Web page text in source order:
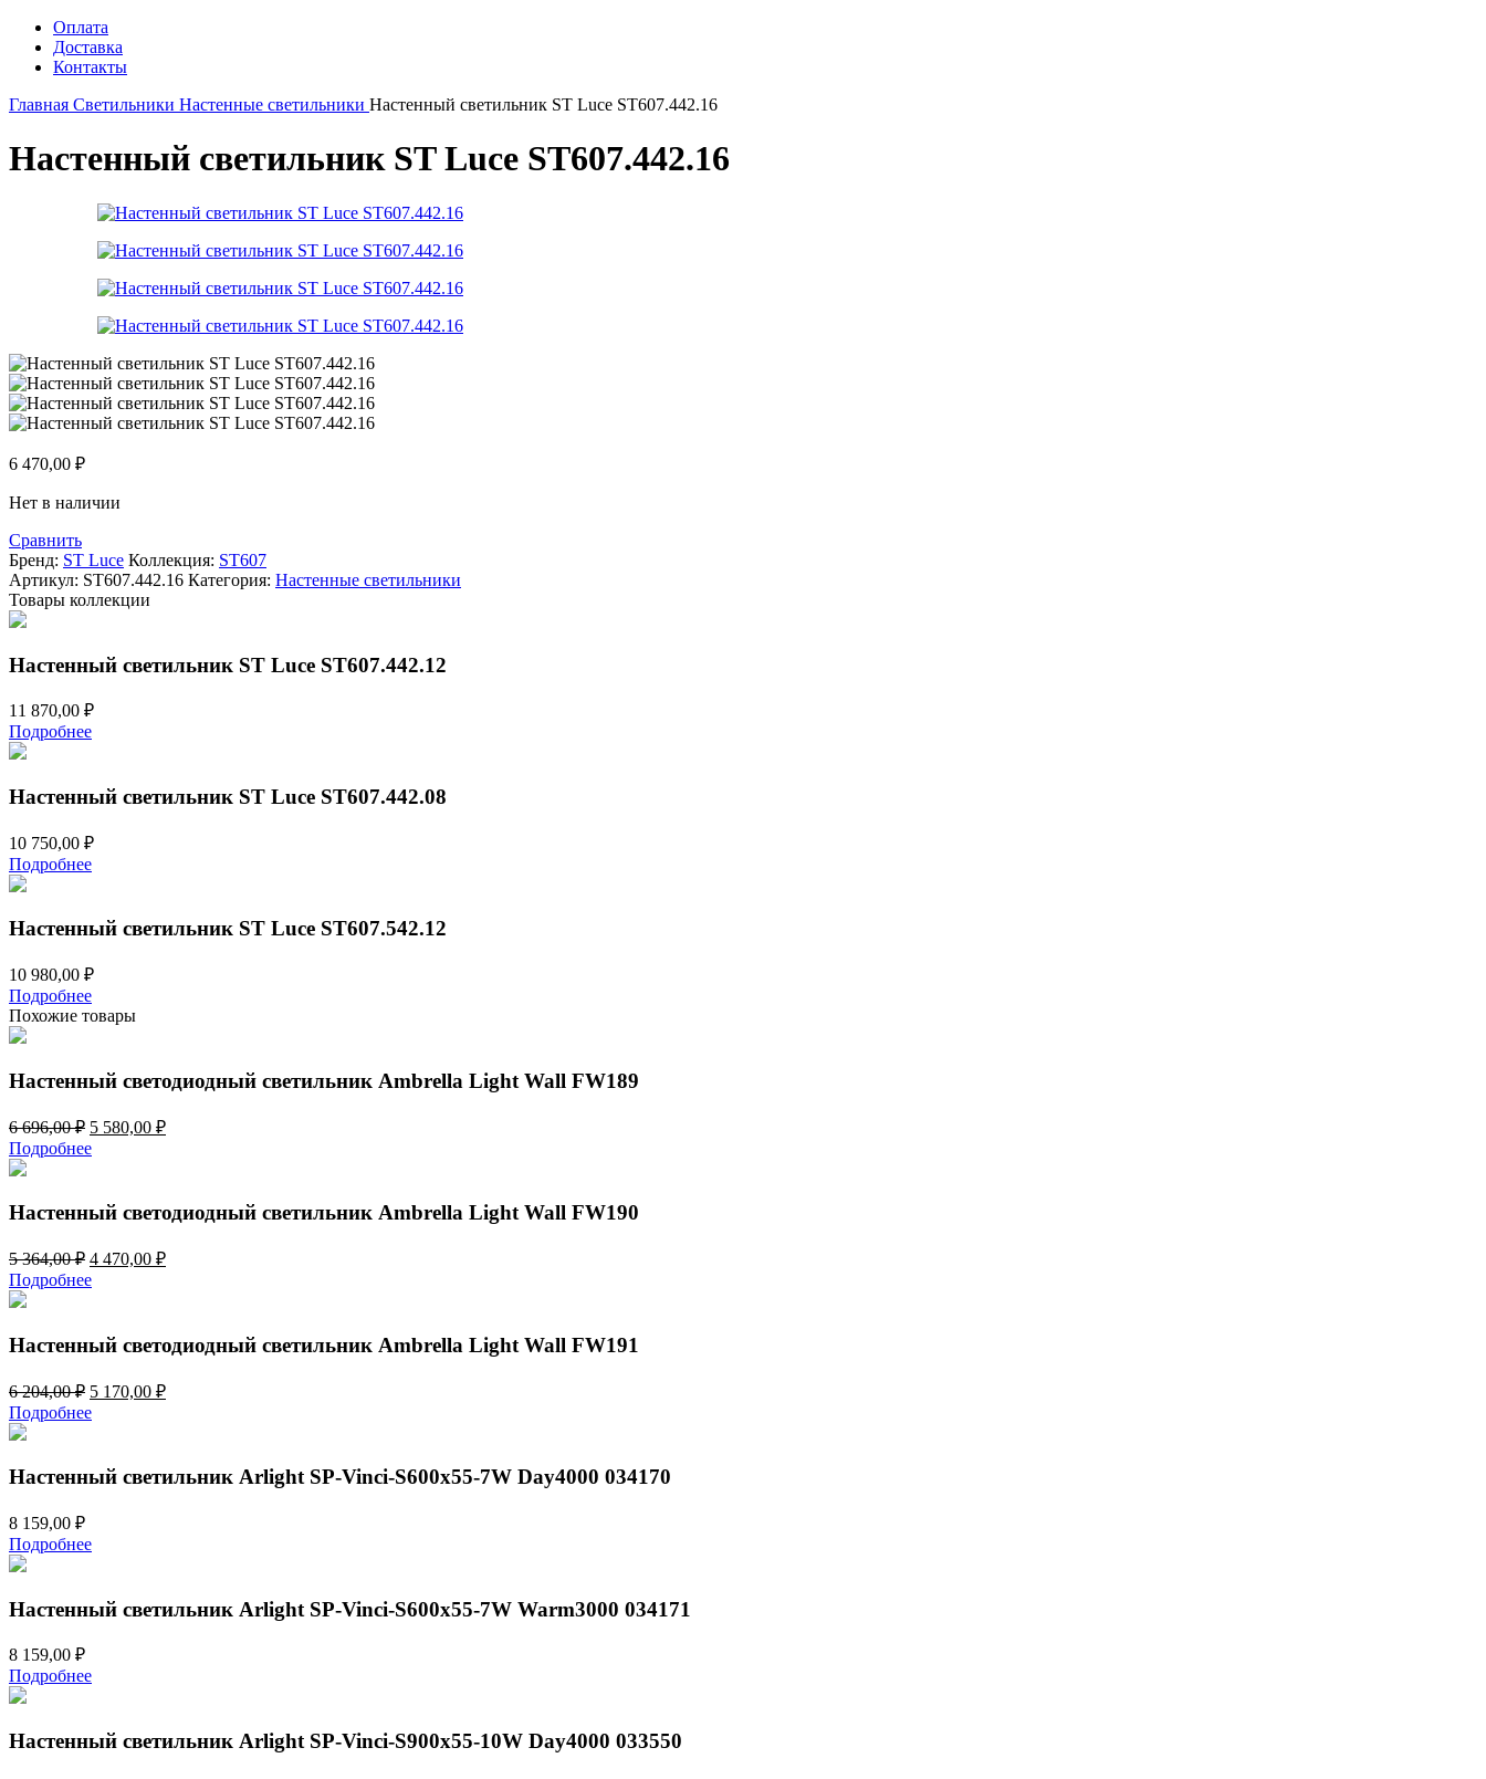
Оплата
Доставка
Контакты
Главная Светильники Настенные светильники Настенный светильник ST Luce ST607.442.16
Настенный светильник ST Luce ST607.442.16
6 470,00 ₽
Нет в наличии
Сравнить
Бренд: ST Luce Коллекция: ST607
Артикул: ST607.442.16 Категория: Настенные светильники
Товары коллекции
Настенный светильник ST Luce ST607.442.12
11 870,00 ₽
Подробнее
Настенный светильник ST Luce ST607.442.08
10 750,00 ₽
Подробнее
Настенный светильник ST Luce ST607.542.12
10 980,00 ₽
Подробнее
Похожие товары
Настенный светодиодный светильник Ambrella Light Wall FW189
6 696,00₽ Первоначальная
цена
составляла
696,00 ₽.
5 580,00 ₽Текущая
Подробнее
Настенный светодиодный светильник Ambrella Light Wall FW190
5 364,00₽ Первоначальная
цена
составляла
364,00 ₽.
4 470,00 ₽Текущая
Подробнее
Настенный светодиодный светильник Ambrella Light Wall FW191
6 204,00₽ Первоначальная
цена
составляла
204,00 ₽.
5 170,00 ₽Текущая
Подробнее
Настенный светильник Arlight SP-Vinci-S600x55-7W Day4000 034170
8 159,00 ₽
Подробнее
Настенный светильник Arlight SP-Vinci-S600x55-7W Warm3000 034171
8 159,00 ₽
Подробнее
Настенный светильник Arlight SP-Vinci-S900x55-10W Day4000 033550